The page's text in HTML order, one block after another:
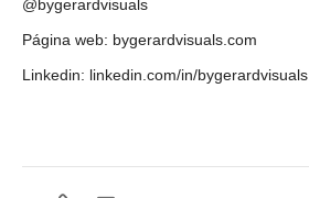
@bygerardvisuals
Página web: bygerardvisuals.com
Linkedin: linkedin.com/in/bygerardvisuals